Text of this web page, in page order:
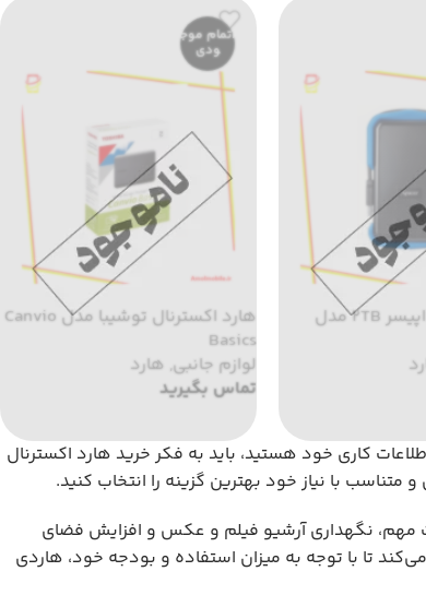
هارد اکسترنال اپیسر 2TB مدل
اتمام موج
ودی
هارد اکسترنال توشیبا مدل Canvio
Basics
لوازم جانبی, هارد
تماس بگیرید
کاری خود هستید، باید به فکر خرید هارد اکسترنال
با نیاز خود بهترین گزینه را انتخاب کنید.
مهم، نگهداری آرشیو فیلم و عکس و افزایش فضای
تا با توجه به میزان استفاده و بودجه خود، هاردی